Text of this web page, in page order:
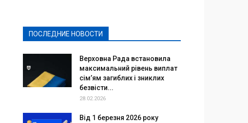
ПОСЛЕДНИЕ НОВОСТИ
Верховна Рада встановила
максимальний рівень виплат
сім’ям загиблих і зниклих
безвісти...
28.02.2026
Від 1 березня 2026 року